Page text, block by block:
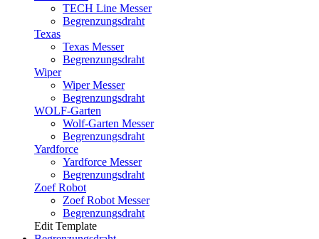
TECH Line Messer
Begrenzungsdraht
Texas
Texas Messer
Begrenzungsdraht
Wiper
Wiper Messer
Begrenzungsdraht
WOLF-Garten
Wolf-Garten Messer
Begrenzungsdraht
Yardforce
Yardforce Messer
Begrenzungsdraht
Zoef Robot
Zoef Robot Messer
Begrenzungsdraht
Edit Template